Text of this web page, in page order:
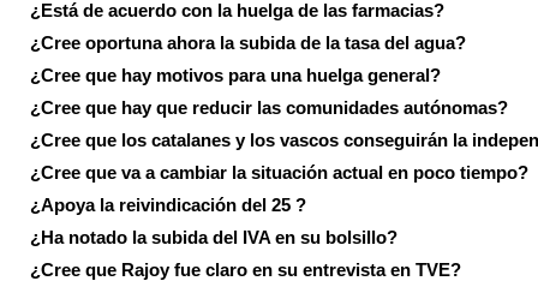
¿Está de acuerdo con la huelga de las farmacias?
¿Cree oportuna ahora la subida de la tasa del agua?
¿Cree que hay motivos para una huelga general?
¿Cree que hay que reducir las comunidades autónomas?
¿Cree que los catalanes y los vascos conseguirán la
¿Cree que va a cambiar la situación actual en poco tiempo?
¿Apoya la reivindicación del 25 ?
¿Ha notado la subida del IVA en su bolsillo?
¿Cree que Rajoy fue claro en su entrevista en TVE?